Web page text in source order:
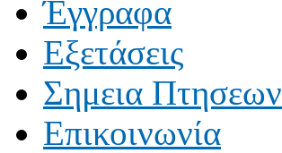
Έγγραφα
Εξετάσεις
Σημεια Πτησεων
Επικοινωνία